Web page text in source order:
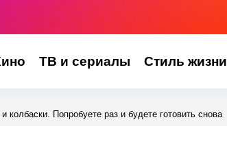
ТВ и сериалы Стиль жизни
Попробуете раз и будете готовить снова